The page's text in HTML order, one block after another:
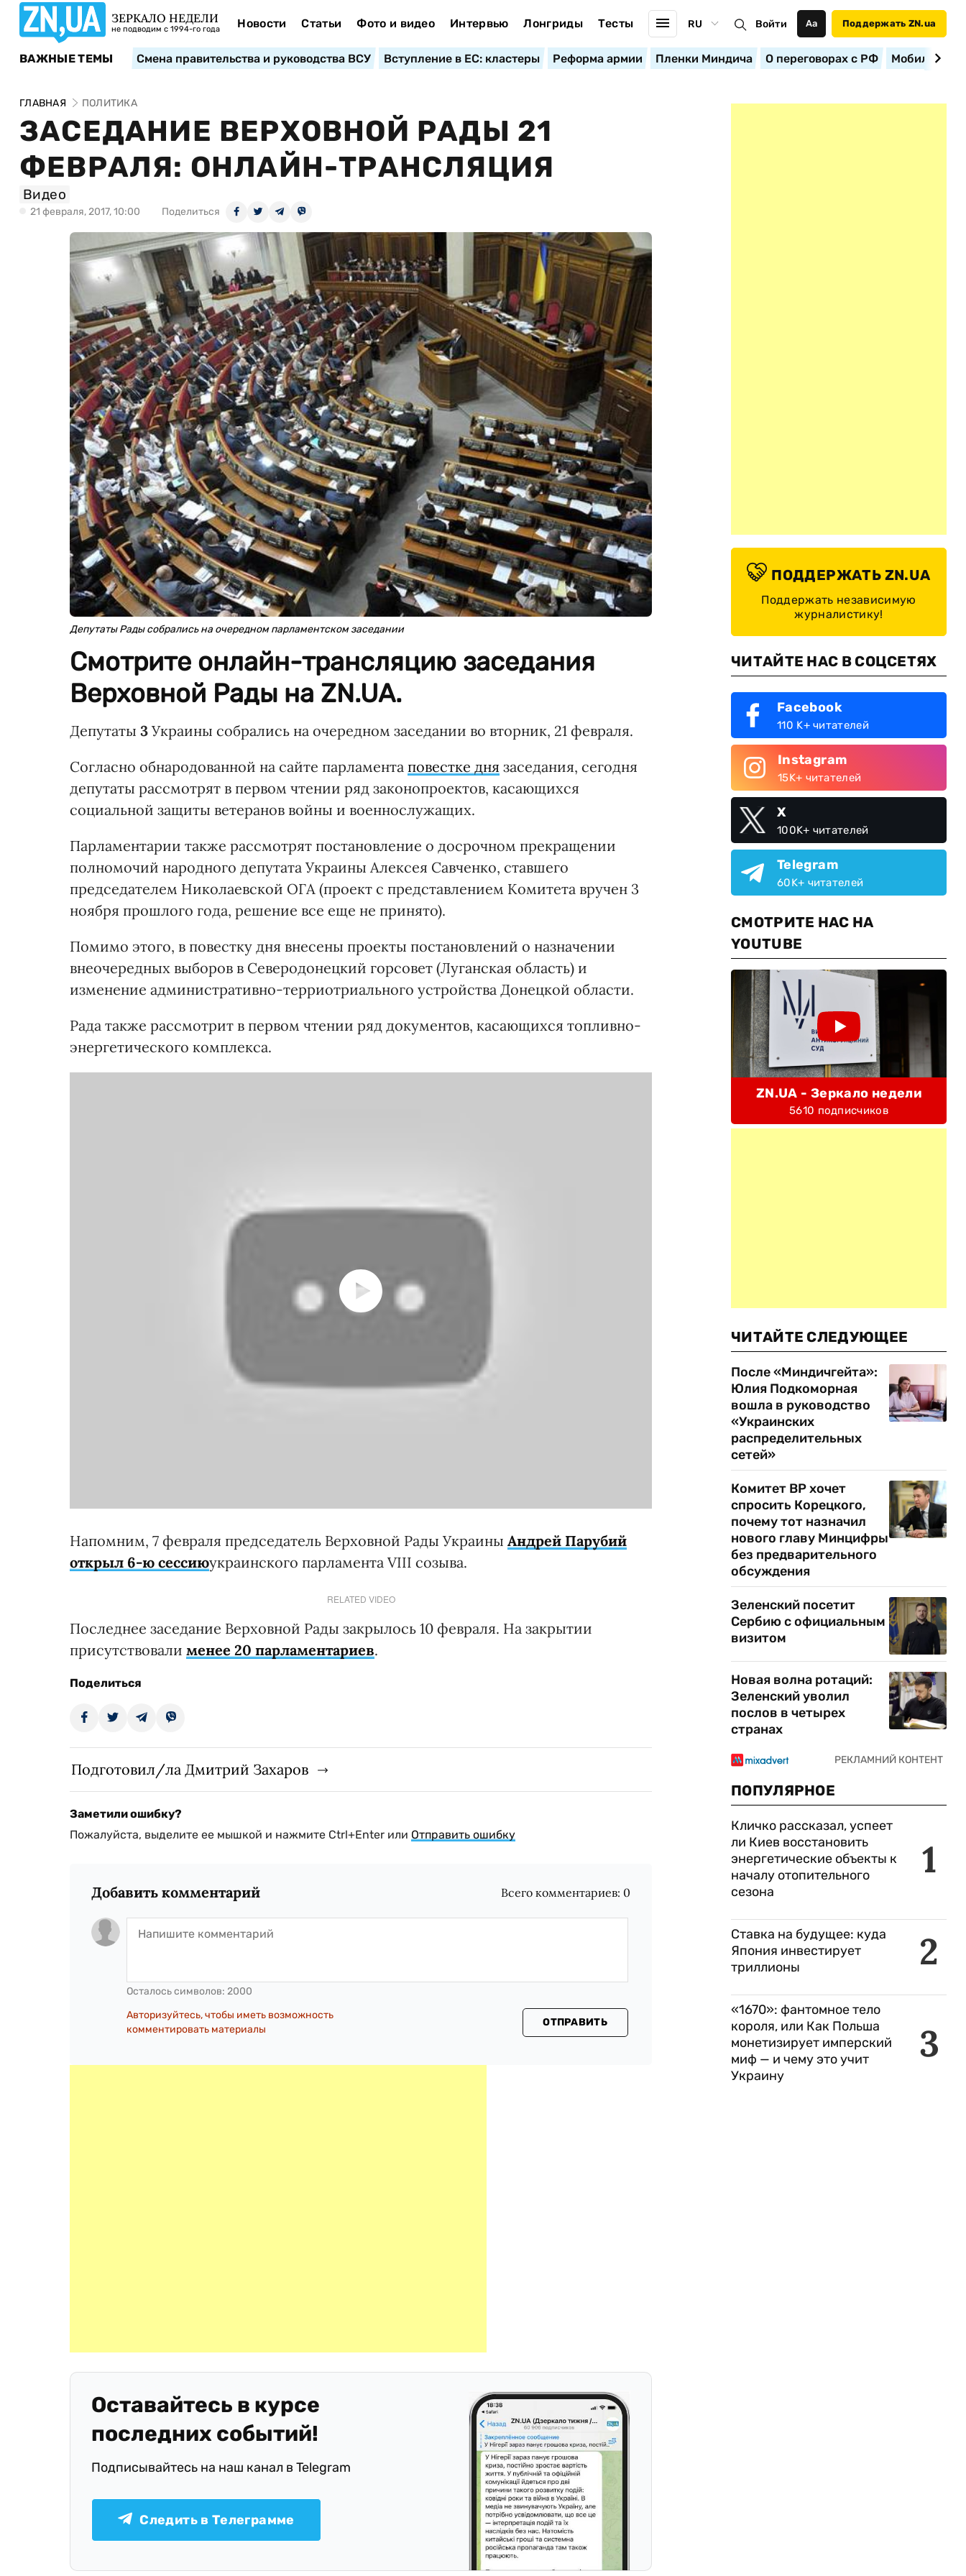
ЗЕРКАЛО НЕДЕЛИ
не подводим с 1994-го года Новости Статьи Фото и видео Интервью Лонгриды Тесты RU Войти Аа Поддержать ZN.ua
ВАЖНЫЕ ТЕМЫ Смена правительства и руководства ВСУ Вступление в ЕС: кластеры Реформа армии Пленки Миндича О переговорах с РФ
ГЛАВНАЯ ПОЛИТИКА
ЗАСЕДАНИЕ ВЕРХОВНОЙ РАДЫ 21
ФЕВРАЛЯ: ОНЛАЙН-ТРАНСЛЯЦИЯ
Видео
21 февраля, 2017, 10:00 Поделиться
Депутаты Рады собрались на очередном парламентском заседании
Смотрите онлайн-трансляцию заседания
Верховной Рады на ZN.UA.
Депутаты 3 Украины собрались на очередном заседании во вторник, 21 февраля.
Согласно обнародованной на сайте парламента повестке дня заседания, сегодня
депутаты рассмотрят в первом чтении ряд законопроектов, касающихся
социальной защиты ветеранов войны и военнослужащих.
Парламентарии также рассмотрят постановление о досрочном прекращении
полномочий народного депутата Украины Алексея Савченко, ставшего
председателем Николаевской ОГА (проект с представлением Комитета вручен 3
ноября прошлого года, решение все еще не принято).
Помимо этого, в повестку дня внесены проекты постановлений о назначении
внеочередных выборов в Северодонецкий горсовет (Луганская область) и
изменение административно-терриотриального устройства Донецкой области.
Рада также рассмотрит в первом чтении ряд документов, касающихся топливно-
энергетического комплекса.
Напомним, 7 февраля председатель Верховной Рады Украины Андрей Парубий
открыл 6-ю сессиюукраинского парламента VIII созыва.
RELATED VIDEO
Последнее заседание Верховной Рады закрылось 10 февраля. На закрытии
присутствовали менее 20 парламентариев.
Поделиться
Подготовил/ла Дмитрий Захаров
Заметили ошибку?
Пожалуйста, выделите ее мышкой и нажмите Ctrl+Enter или Отправить ошибку
Добавить комментарий Всего комментариев: 0
Осталось символов: 2000
Авторизуйтесь, чтобы иметь возможность
комментировать материалы
ОТПРАВИТЬ
Оставайтесь в курсе
последних событий!
Подписывайтесь на наш канал в Telegram
Следить в Телеграмме
ПОДДЕРЖАТЬ ZN.UA
Поддержать независимую
журналистику!
ЧИТАЙТЕ НАС В СОЦСЕТЯХ
Facebook
110 K+ читателей
Instagram
15K+ читателей
X
100K+ читателей
Telegram
60K+ читателей
СМОТРИТЕ НАС НА
YOUTUBE
ZN.UA - Зеркало недели
5610 подписчиков
ЧИТАЙТЕ СЛЕДУЮЩЕЕ
После «Миндичгейта»:
Юлия Подкоморная
вошла в руководство
«Украинских
распределительных
сетей»
Комитет ВР хочет
спросить Корецкого,
почему тот назначил
нового главу Минцифры
без предварительного
обсуждения
Зеленский посетит
Сербию с официальным
визитом
Новая волна ротаций:
Зеленский уволил
послов в четырех
странах
ПОПУЛЯРНОЕ
1
Кличко рассказал, успеет
ли Киев восстановить
энергетические объекты к
началу отопительного
сезона
2
Ставка на будущее: куда
Япония инвестирует
триллионы
3
«1670»: фантомное тело
короля, или Как Польша
монетизирует имперский
миф — и чему это учит
Украину